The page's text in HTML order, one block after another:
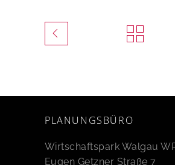
PLANUNGSBÜRO
Wirtschaftspark Walgau
Eugen Getzner Straße 7